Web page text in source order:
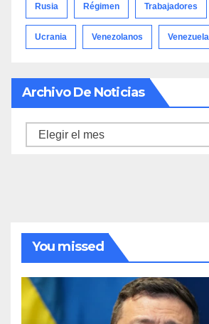
Rusia Régimen Trabajadores
Ucrania Venezolanos Venezuela
Archivo De Noticias
Archivo
You missed